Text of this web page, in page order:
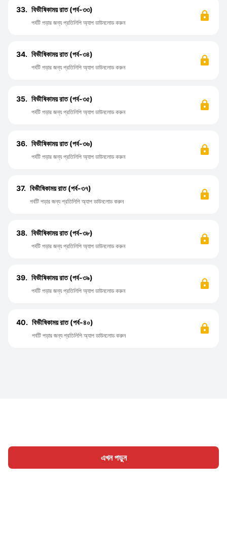
এখন পড়ুন
33. বিভীষিকাময় রাত (পর্ব-৩৩)
পর্বটি পড়ার জন্য প্রতিলিপি অ্যাপ ডাউনলোড করুন
34. বিভীষিকাময় রাত (পর্ব-৩৪)
পর্বটি পড়ার জন্য প্রতিলিপি অ্যাপ ডাউনলোড করুন
35. বিভীষিকাময় রাত (পর্ব-৩৫)
পর্বটি পড়ার জন্য প্রতিলিপি অ্যাপ ডাউনলোড করুন
36. বিভীষিকাময় রাত (পর্ব-৩৬)
পর্বটি পড়ার জন্য প্রতিলিপি অ্যাপ ডাউনলোড করুন
37. বিভীষিকাময় রাত (পর্ব-৩৭)
পর্বটি পড়ার জন্য প্রতিলিপি অ্যাপ ডাউনলোড করুন
38. বিভীষিকাময় রাত (পর্ব-৩৮)
পর্বটি পড়ার জন্য প্রতিলিপি অ্যাপ ডাউনলোড করুন
39. বিভীষিকাময় রাত (পর্ব-৩৯)
পর্বটি পড়ার জন্য প্রতিলিপি অ্যাপ ডাউনলোড করুন
40. বিভীষিকাময় রাত (পর্ব-৪০)
পর্বটি পড়ার জন্য প্রতিলিপি অ্যাপ ডাউনলোড করুন
হোম শ্রেণী লিখুন প্রবন্ধ সাইন ইন